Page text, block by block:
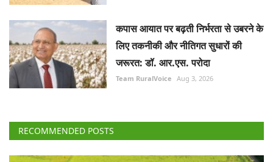
कपास आयात पर बढ़ती निर्भरता से उबरने के
लिए तकनीकी और नीतिगत सुधारों की
जरूरत: डॉ. आर.एस. परोदा
Team RuralVoice Aug 3, 2026
RECOMMENDED POSTS